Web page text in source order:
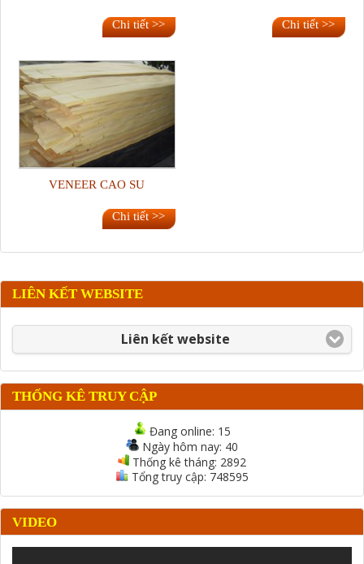
Chi tiết >> Chi tiết >>
VENEER CAO SU
Chi tiết >>
LIÊN KẾT WEBSITE
Liên kết website
THỐNG KÊ TRUY CẬP
Đang online: 15
Ngày hôm nay: 40
Thống kê tháng: 2892
Tổng truy cập: 748595
VIDEO